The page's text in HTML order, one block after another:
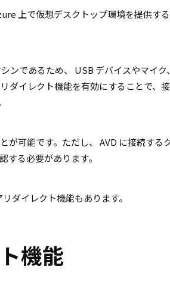
上で仮想デスクトップ環境を提供す
ンであるため、 USB デバイスやマイク
ダイレクト機能を有効にすることで、
が可能です。ただし、 AVD に接続する
する必要があります。
ダイレクト機能もあります。
機能